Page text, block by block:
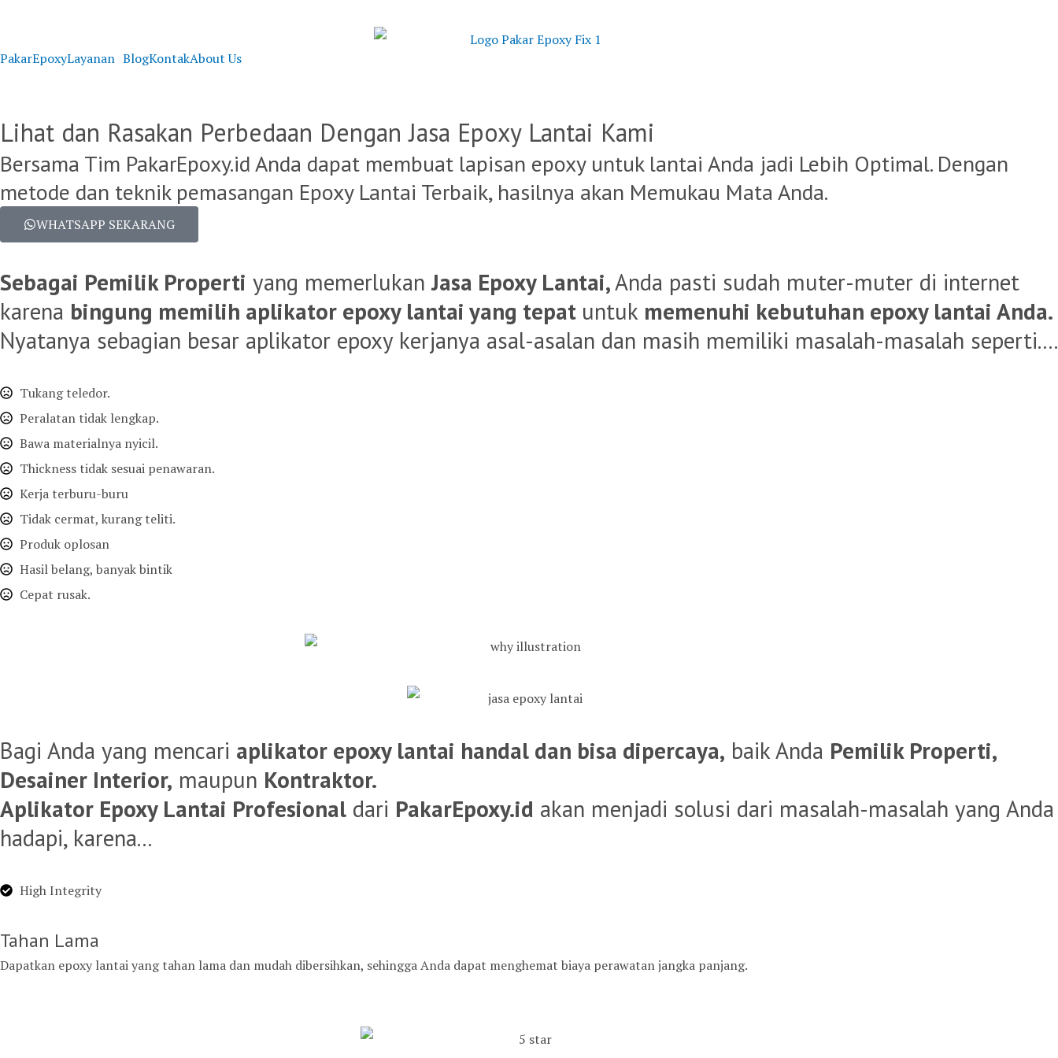
PakarEpoxyLayanan BlogKontakAbout Us
Lihat dan Rasakan Perbedaan Dengan Jasa Epoxy Lantai Kami
Bersama Tim PakarEpoxy.id Anda dapat membuat lapisan epoxy untuk lantai Anda jadi Lebih Optimal. Dengan
metode dan teknik pemasangan Epoxy Lantai Terbaik, hasilnya akan Memukau Mata Anda.
WHATSAPP SEKARANG
Sebagai Pemilik Properti yang memerlukanJasa Epoxy Lantai,Anda pasti sudah muter-muter di internet
karena bingung memilih aplikator epoxy lantai yang tepat untuk memenuhi kebutuhan epoxy lantai Anda.
Nyatanya sebagian besar aplikator epoxy kerjanya asal-asalan dan masih memiliki masalah-masalah seperti....
Tukang teledor.
Peralatan tidak lengkap.
Bawa materialnya nyicil.
Thickness tidak sesuai penawaran.
Kerja terburu-buru
Tidak cermat, kurang teliti.
Produk oplosan
Hasil belang, banyak bintik
Cepat rusak.
Bagi Anda yang mencari aplikator epoxy lantai handal dan bisa dipercaya, baik Anda Pemilik Properti,
Desainer Interior, maupun Kontraktor.
Aplikator Epoxy Lantai Profesional dari PakarEpoxy.id akan menjadi solusi dari masalah-masalah yang Anda
hadapi, karena...
High Integrity
Tahan Lama
Dapatkan epoxy lantai yang tahan lama dan mudah dibersihkan, sehingga Anda dapat menghemat biaya perawatan jangka panjang.